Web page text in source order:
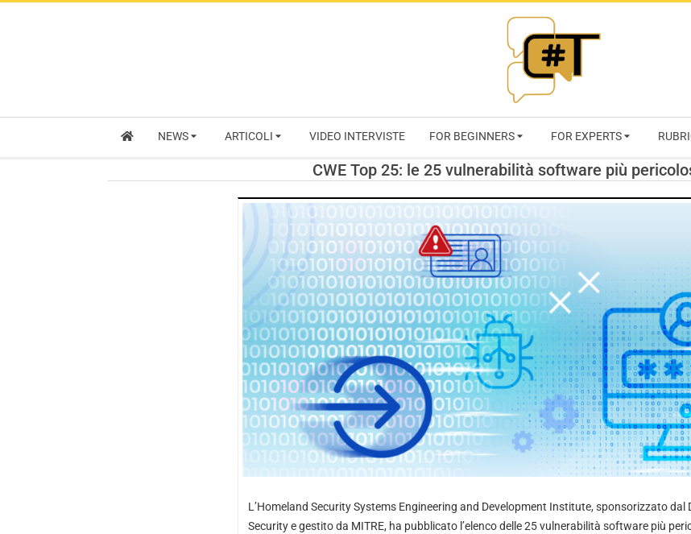
RIVISTA
TRENDS
NEWS ARTICOLI VIDEO INTERVISTE FOR BEGINNERS FOR EXPERTS
CWE Top 25: le 25 vulnerabilità software più
L’Homeland Security Systems Engineering and Development Institute, sponsorizzato dal
Security e gestito da MITRE, ha pubblicato l’elenco delle 25 vulnerabilità software più